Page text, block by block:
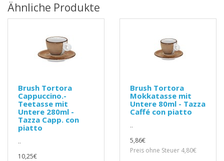
Ähnliche Produkte
Brush Tortora
Cappuccino.-
Teetasse mit
Untere 280ml -
Tazza Capp. con
piatto
..
10,25€
Brush Tortora
Mokkatasse mit
Untere 80ml - Tazza
Caffé con piatto
..
5,86€
Preis ohne Steuer 4,80€